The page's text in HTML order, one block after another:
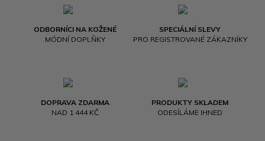
ODBORNÍCI NA KOŽENÉ
MÓDNÍ DOPLŇKY
SPECIÁLNÍ SLEVY
PRO REGISTROVANÉ ZÁKAZNÍKY
DOPRAVA ZDARMA
NAD 1 444 KČ
PRODUKTY SKLADEM
ODESÍLÁME IHNED